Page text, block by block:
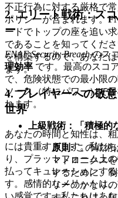
2. エリート戦術：ス
ー
FNAF Security Breachのス
理効率 です。最高のスコ
で、危険状態での最小限
ソース（特にパワー）で
れます。
上級戦術：「積極的
原則:この戦術
マトロニクス
するために、
リーのかなり
不正行為に対する厳格で
ポリシーが含まれます。
ードでトップの座を追い
であることを知ってくだ
を構築するので、あなた
ます。
4. プレイヤーへの敬
世界
あなたの時間と知性は、
には貴重すぎます。私た
り、プラットフォーム上
払ってキュレーションす
す。感情的なメリットは
い感覚です—私たちはあ